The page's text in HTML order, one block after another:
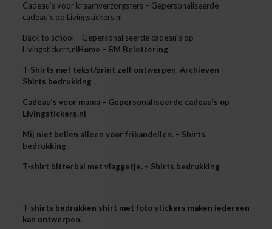
Cadeau’s voor kraamverzorgsters – Gepersonaliseerde
cadeau’s op Livingstickers.nl
Back to school – Gepersonaliseerde cadeau’s op
Livingstickers.nlHome – BM Belettering
T-Shirts met tekst/print zelf ontwerpen. Archieven –
Shirts bedrukking
Cadeau’s voor mama – Gepersonaliseerde cadeau’s op
Livingstickers.nl
Mij niet bellen alleen voor frikandellen. – Shirts
bedrukking
T-shirt bitterbal met vlaggetje. – Shirts bedrukking
T-shirts bedrukken shirt met foto stickers maken iedereen
kan ontwerpen.